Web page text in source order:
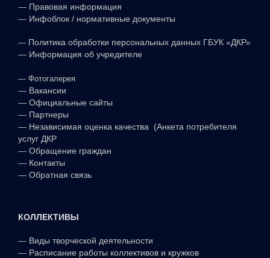
— Правовая информация
— Инфоблок / нормативные документы
— Политика обработки персональных данных ГБУК «ДКР»
— Информация об учредителе
— Фотогалерея
— Вакансии
— Официальные сайты
— Партнеры
— Независимая оценка качества (Анкета потребителя
услуг ДКР
— Обращение граждан
— Контакты
— Обратная связь
КОЛЛЕКТИВЫ
— Виды творческой деятельности
— Расписание работы коллективов и кружков